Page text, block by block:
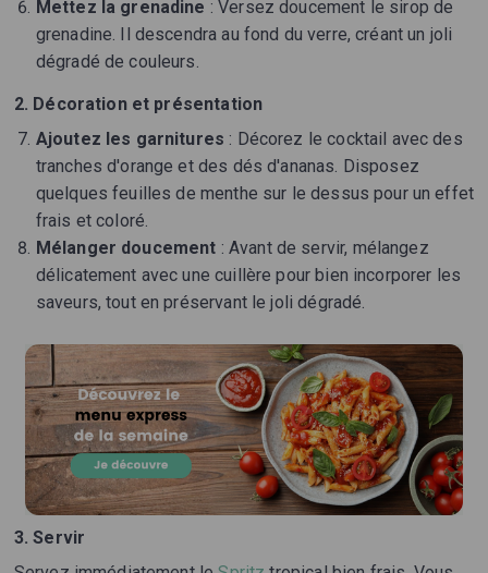
Mettez la grenadine : Versez doucement le sirop de
grenadine. Il descendra au fond du verre, créant un joli
dégradé de couleurs.
2. Décoration et présentation
Ajoutez les garnitures : Décorez le cocktail avec des
tranches d'orange et des dés d'ananas. Disposez
quelques feuilles de menthe sur le dessus pour un effet
frais et coloré.
Mélanger doucement : Avant de servir, mélangez
délicatement avec une cuillère pour bien incorporer les
saveurs, tout en préservant le joli dégradé.
3. Servir